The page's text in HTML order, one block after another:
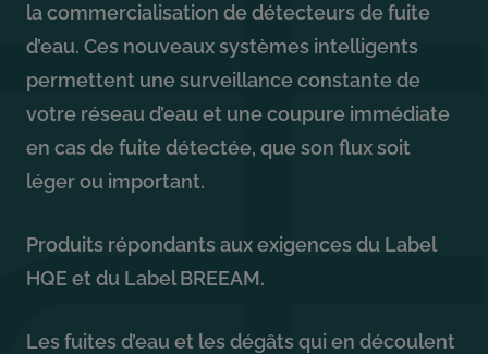
la commercialisation de détecteurs de fuite
d’eau. Ces nouveaux systèmes intelligents
permettent une surveillance constante de
votre réseau d’eau et une coupure immédiate
en cas de fuite détectée, que son flux soit
léger ou important.
Produits répondants aux exigences du Label
HQE et du Label BREEAM.
Les fuites d’eau et les dégâts qui en découlent